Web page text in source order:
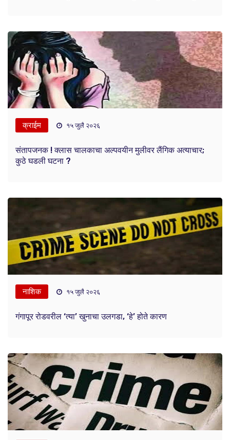
क्राईम १५ जुलै २०२६
संतापजनक ! क्लास चालकाचा अल्पवयीन मुलीवर लैंगिक अत्याचार;
कुठे घडली घटना ?
नाशिक १५ जुलै २०२६
गंगापूर रोडवरील ‘त्या’ खुनाचा उलगडा, ‘हे’ होते कारण